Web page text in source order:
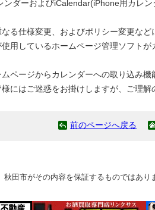
ンダーおよびiCalendar(iPhone用カレ
る仕様変更、およびポリシー変更な
使用しているホームページ管理ソフト
ページからカレンダーへの取り込み機
にはご迷惑をお掛けしますが、ご理解
前のページへ戻る
田市がその内容を保証するものではあり